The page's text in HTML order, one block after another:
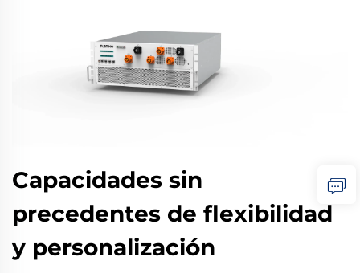
Capacidades sin
precedentes de flexibilidad
y personalización